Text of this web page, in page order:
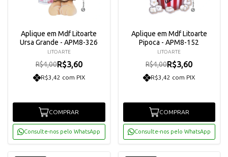
Aplique em Mdf Litoarte
Ursa Grande - APM8-326
LITOARTE
R$4,00R$3,60
R$3,42 com PIX
COMPRAR
Consulte-nos pelo WhatsApp
Aplique em Mdf Litoarte
Pipoca - APM8-152
LITOARTE
R$4,00R$3,60
R$3,42 com PIX
COMPRAR
Consulte-nos pelo WhatsApp